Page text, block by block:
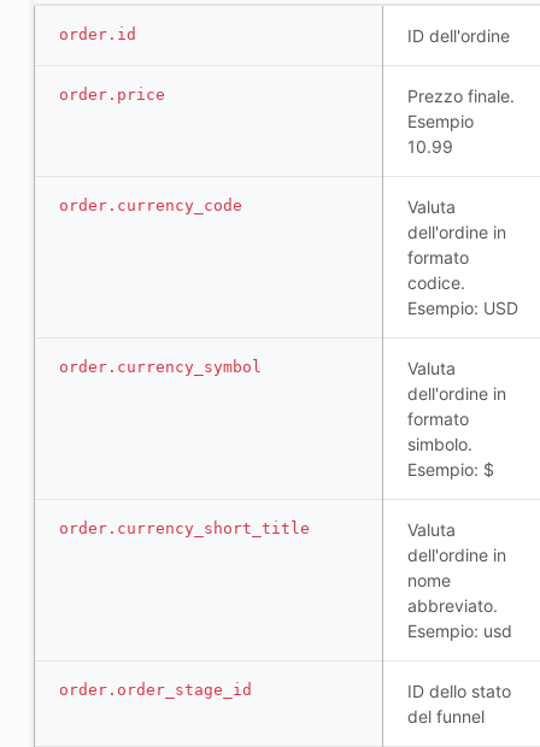
order.id ID dell'ordine
order.price
Prezzo finale.
Esempio
10.99
order.currency_code
Valuta
dell'ordine in
formato
codice.
Esempio: USD
order.currency_symbol
Valuta
dell'ordine in
formato
simbolo.
Esempio: $
order.currency_short_title
Valuta
dell'ordine in
nome
abbreviato.
Esempio: usd
order.order_stage_id
ID dello stato
del funnel